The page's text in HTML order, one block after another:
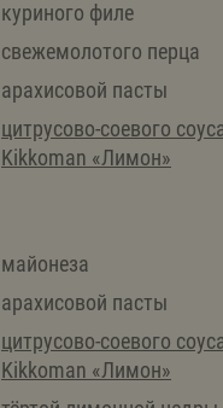
куриного филе
свежемолотого перца
арахисовой пасты
цитрусово-соевого
Kikkoman «Лимон»
майонеза
арахисовой пасты
цитрусово-соевого
Kikkoman «Лимон»